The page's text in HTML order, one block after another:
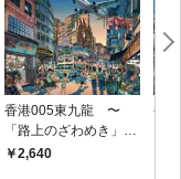
香港005東九龍 〜
「路上のざわめき」た
ずねて
2,640
香